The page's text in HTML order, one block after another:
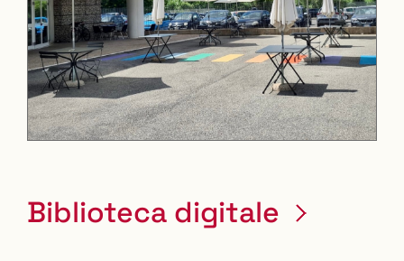
Leaflet| ©OpenStreetMapcontributors
Biblioteca digitale